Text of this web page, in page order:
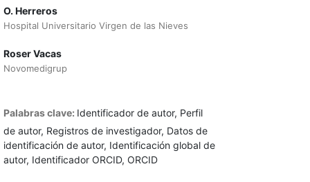
O. Herreros
Hospital Universitario Virgen de las Nieves
Roser Vacas
Novomedigrup
Palabras clave: Identificador de autor, Perfil
de autor, Registros de investigador, Datos de
identificación de autor, Identificación global de
autor, Identificador ORCID, ORCID